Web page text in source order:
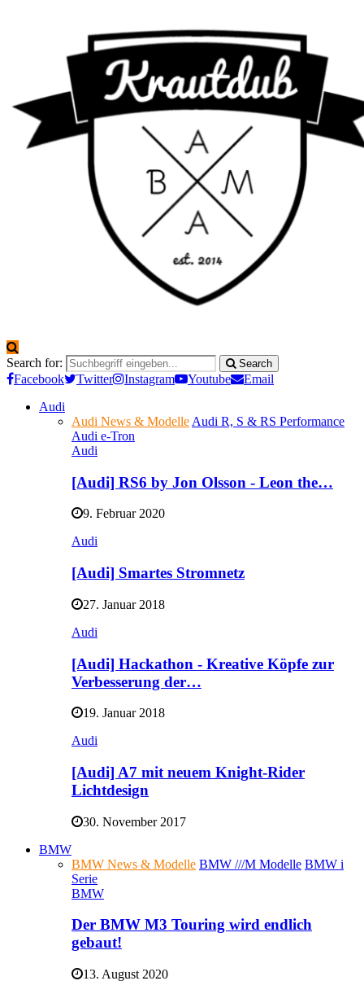
Search for: Search
Facebook Twitter Instagram Youtube
Email
Audi
Audi News & Modelle Audi R, S & RS Performance
Audi e-Tron
Audi
[Audi] RS6 by Jon Olsson - Leon the…
9. Februar 2020
Audi
[Audi] Smartes Stromnetz
27. Januar 2018
Audi
[Audi] Hackathon - Kreative Köpfe zur
Verbesserung der…
19. Januar 2018
Audi
[Audi] A7 mit neuem Knight-Rider
Lichtdesign
30. November 2017
BMW
BMW News & Modelle BMW ///M Modelle BMW i
Serie
BMW
Der BMW M3 Touring wird endlich
gebaut!
13. August 2020